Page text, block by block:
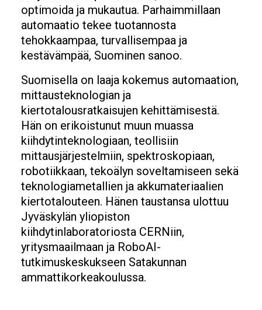
optimoida ja mukautua. Parhaimmillaan
automaatio tekee tuotannosta
tehokkaampaa, turvallisempaa ja
kestävämpää, Suominen sanoo.
Suomisella on laaja kokemus automaation,
mittausteknologian ja
kiertotalousratkaisujen kehittämisestä.
Hän on erikoistunut muun muassa
kiihdytinteknologiaan, teollisiin
mittausjärjestelmiin, spektroskopiaan,
robotiikkaan, tekoälyn soveltamiseen sekä
teknologiametallien ja akkumateriaalien
kiertotalouteen. Hänen taustansa ulottuu
Jyväskylän yliopiston
kiihdytinlaboratoriosta CERNiin,
yritysmaailmaan ja RoboAI-
tutkimuskeskukseen Satakunnan
ammattikorkeakoulussa.